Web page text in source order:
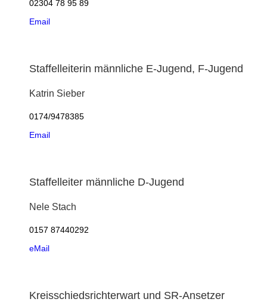
02304 78 95 89
Email
Staffelleiterin männliche E-Jugend, F-Jugend
Katrin Sieber
0174/9478385
Email
Staffelleiter männliche D-Jugend
Nele Stach
0157 87440292
eMail
Kreisschiedsrichterwart und SR-Ansetzer